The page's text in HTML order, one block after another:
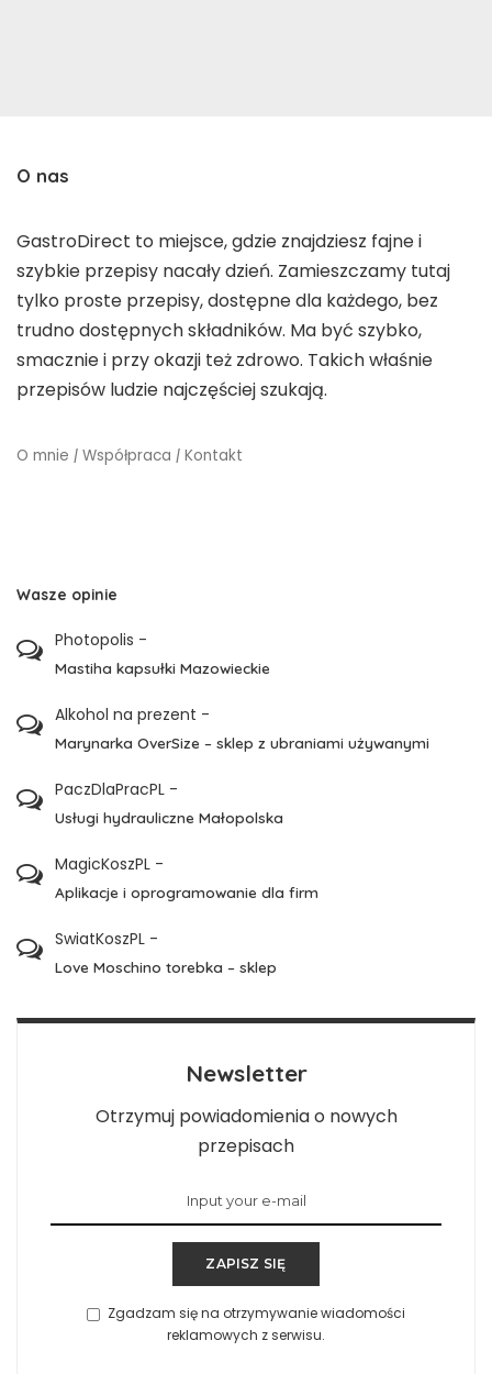
O nas
GastroDirect to miejsce, gdzie znajdziesz fajne i
szybkie przepisy nacały dzień. Zamieszczamy tutaj
tylko proste przepisy, dostępne dla każdego, bez
trudno dostępnych składników. Ma być szybko,
smacznie i przy okazji też zdrowo. Takich właśnie
przepisów ludzie najczęściej szukają.
O mnie | Współpraca | Kontakt
Wasze opinie
Photopolis -
Mastiha kapsułki Mazowieckie
Alkohol na prezent -
Marynarka OverSize – sklep z ubraniami używanymi
PaczDlaPracPL -
Usługi hydrauliczne Małopolska
MagicKoszPL -
Aplikacje i oprogramowanie dla firm
SwiatKoszPL -
Love Moschino torebka – sklep
Newsletter
Otrzymuj powiadomienia o nowych
przepisach
ZAPISZ SIĘ
Zgadzam się na otrzymywanie wiadomości
reklamowych z serwisu.